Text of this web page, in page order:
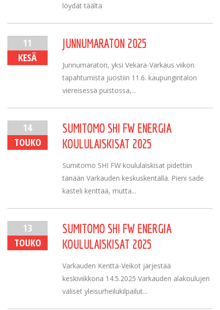
löydät täältä
11
KESÄ
JUNNUMARATON 2025
Junnumaraton, yksi Vekara-Varkaus viikon
tapahtumista juostiin 11.6. kaupungintalon
viereisessä puistossa,...
14
TOUKO
SUMITOMO SHI FW ENERGIA
KOULULAISKISAT 2025
Sumitomo SHI FW koululaiskisat pidettiin
tänään Varkauden keskuskentällä. Pieni sade
kasteli kenttää, mutta...
13
TOUKO
SUMITOMO SHI FW ENERGIA
KOULULAISKISAT 2025
Varkauden Kenttä-Veikot järjestää
keskiviikkona 14.5.2025 Varkauden alakoulujen
väliset yleisurheilukilpailut...